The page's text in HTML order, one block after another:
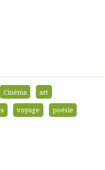
Cinéma
art
voyage
poésie